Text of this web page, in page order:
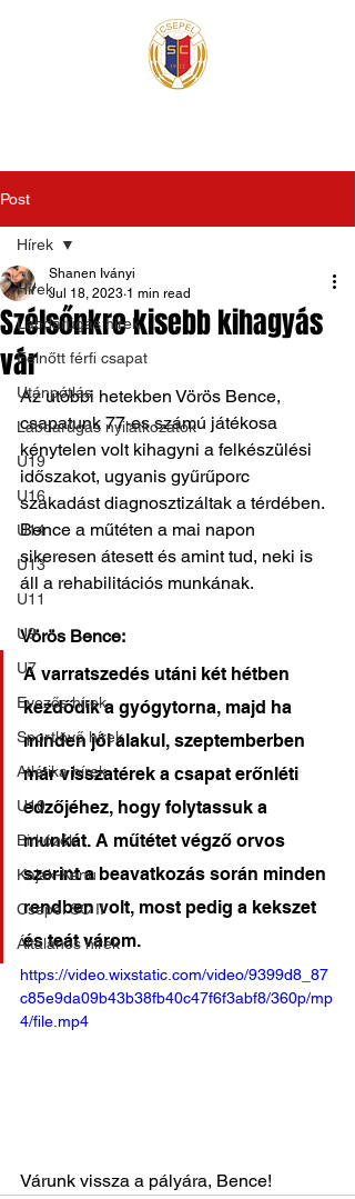
Post
Hírek
Labdarúgás hírek
Felnőtt férfi csapat
Utánpótlás
Labdarúgás nyilatkozatok
U19
U16
U14
U13
U11
U9
U7
Evezős hírek
Sportlövő hírek
Atlétika hírek
U10
Birkózók
Kajak-Kenu
Csepel SC II
Általános hírek
Hírek
Szélsőnkre kisebb kihagyás
vár
Shanen Iványi
Jul 18, 2023 1 min read
Az utóbbi hetekben Vörös Bence,
csapatunk 77-es számú játékosa
kénytelen volt kihagyni a felkészülési
időszakot, ugyanis gyűrűporc
szakadást diagnosztizáltak a térdében.
Bence a műtéten a mai napon
sikeresen átesett és amint tud, neki is
áll a rehabilitációs munkának.
Vörös Bence:
A varratszedés utáni két hétben
kezdődik a gyógytorna, majd ha
minden jól alakul, szeptemberben
már visszatérek a csapat erőnléti
edzőjéhez, hogy folytassuk a
munkát. A műtétet végző orvos
szerint a beavatkozás során minden
rendben volt, most pedig a kekszet
és teát várom.
https://video.wixstatic.com/video/9399d8_87
c85e9da09b43b38fb40c47f6f3abf8/360p/mp
4/file.mp4
Várunk vissza a pályára, Bence!